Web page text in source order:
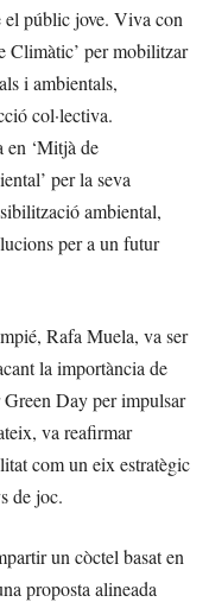
el públic jove. Viva con
Climàtic’ per mobilitzar
i ambientals,
col·lectiva.
en ‘Mitjà de
per la seva
ambiental,
per a un futur
Rafa Muela, va ser
la importància de
Green Day per impulsar
va reafirmar
com un eix estratègic
de joc.
un còctel basat en
proposta alineada